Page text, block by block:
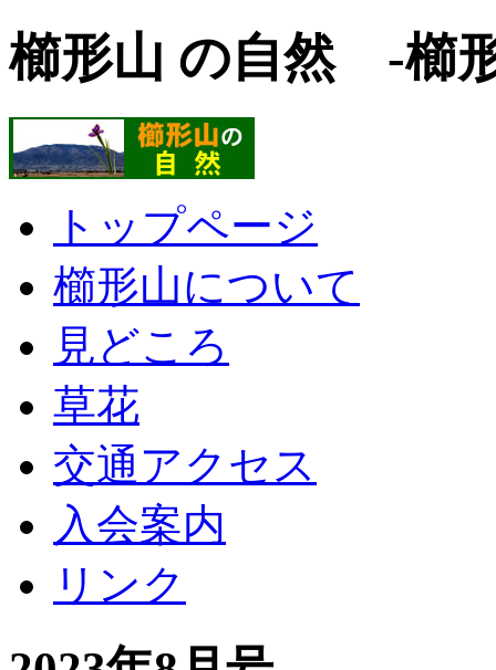
櫛形山 の自然 -櫛
トップページ
櫛形山について
見どころ
草花
交通アクセス
入会案内
リンク